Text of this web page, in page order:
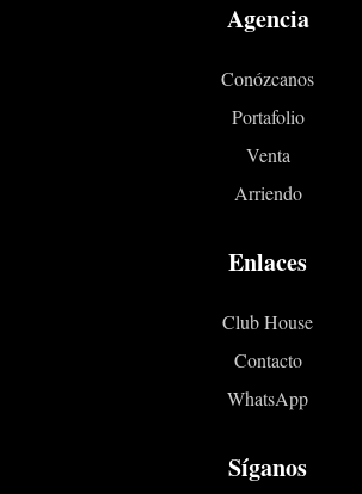
Agencia
Conózcanos
Portafolio
Venta
Arriendo
Enlaces
Club House
Contacto
WhatsApp
Síganos